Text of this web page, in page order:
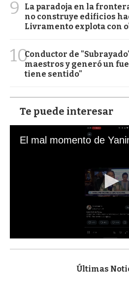
9
La paradoja en la
no construye edificios
Livramento explota con
10Conductor de
maestros y generó un
tiene sentido"
Te puede interesar
s
Últimas